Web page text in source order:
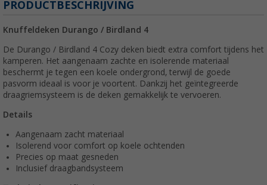
PRODUCTBESCHRIJVING
Knuffeldeken Durango / Birdland 4
De Durango / Birdland 4 Cozy deken biedt extra comfort tijdens het
kamperen. Het aangenaam zachte en isolerende materiaal
beschermt je tegen een koele ondergrond, terwijl de goede
pasvorm ideaal is voor je voortent. Dankzij het geïntegreerde
draagriemsysteem is de deken gemakkelijk te vervoeren.
Details
Aangenaam zacht materiaal
Isolerend voor comfort op koele ochtenden
Precies op maat gesneden
Inclusief draagbandsysteem